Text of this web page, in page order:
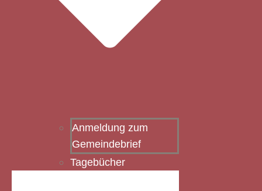
Anmeldung zum
Gemeindebrief
Tagebücher